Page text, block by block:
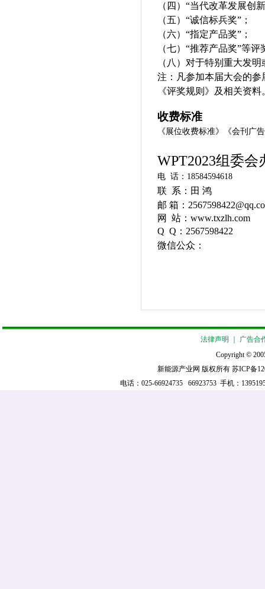
（四）“当代改革发展创
（五）“诚信标兵奖”；
（六）“指定产品奖”；
（七）“推荐产品奖”等
（八）对于特别重大发
注：凡参加本届大会的
《评奖规则 》及相关资料
收费标准
《展位收费标准》《会刊广
WPT2023组委会
电 话：18584594618
联 系：田
邮 箱：
网 站： www.txzlh.com
Q Q：2567598422
微信公众：
法律声明
广告合
Copyright ©
新能源产业网 版权所有 苏ICP备
电话：025-66924735 66923753 手机：